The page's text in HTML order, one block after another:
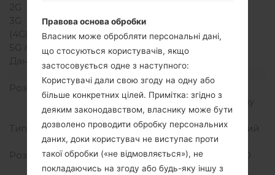
2G
3G
HSDPA 850/2100MHz
(4G) LTE
-
5G network
Дані
GPRS/EDGE
Дисплей
Розмір екрану
3.2 дюйма (~48.0%
співвідношення екрану
до тіла)
Тип екрану
TFT ємнісний сенсорний
екран
Розширення екрану
320 x 480 пікселів (~180
щільність пікселів на
Правова основа обробки
Власник може обробляти персональні дані,
що стосуються користувачів, якщо
застосовується одне з наступного:
Користувачі дали свою згоду на одну або
більше конкретних цілей. Примітка: згідно з
деяким законодавством, власнику може бути
дозволено проводити обробку персональних
даних, доки користувач не виступає проти
такої обробки («не відмовляється»), не
покладаючись на згоду або будь-яку іншу з